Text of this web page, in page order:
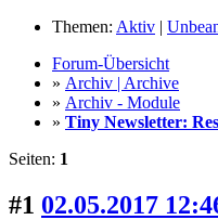
Themen: Aktiv |
Forum-Übersicht
» Archiv | Archive
» Archiv - Module
» Tiny Newsletter:
Seiten: 1
#1 02.05.2017